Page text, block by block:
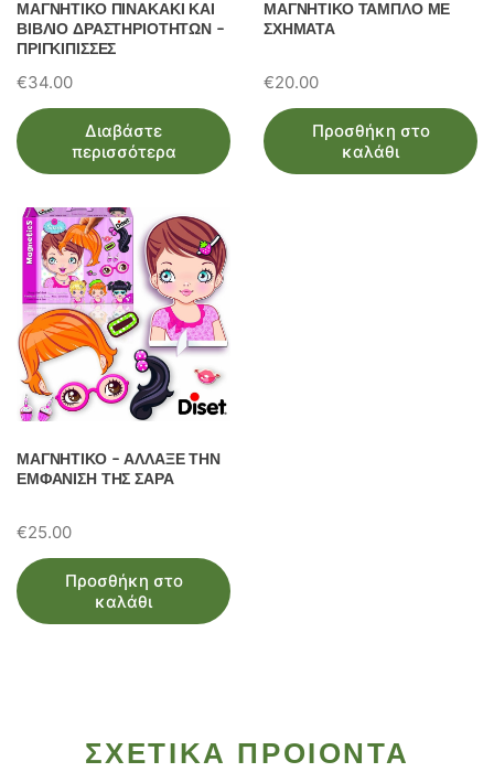
ΜΑΓΝΗΤΙΚΟ ΠΙΝΑΚΑΚΙ ΚΑΙ
ΒΙΒΛΙΟ ΔΡΑΣΤΗΡΙΟΤΗΤΩΝ –
ΠΡΙΓΚΙΠΙΣΣΕΣ
€34.00
Διαβάστε
περισσότερα
ΜΑΓΝΗΤΙΚΟ ΤΑΜΠΛΟ ΜΕ
ΣΧΗΜΑΤΑ
€20.00
Προσθήκη στο
καλάθι
ΜΑΓΝΗΤΙΚΟ – ΑΛΛΑΞΕ ΤΗΝ
ΕΜΦΑΝΙΣΗ ΤΗΣ ΣΑΡΑ
€25.00
Προσθήκη στο
καλάθι
ΣΧΕΤΙΚΑ ΠΡΟΙΟΝΤΑ